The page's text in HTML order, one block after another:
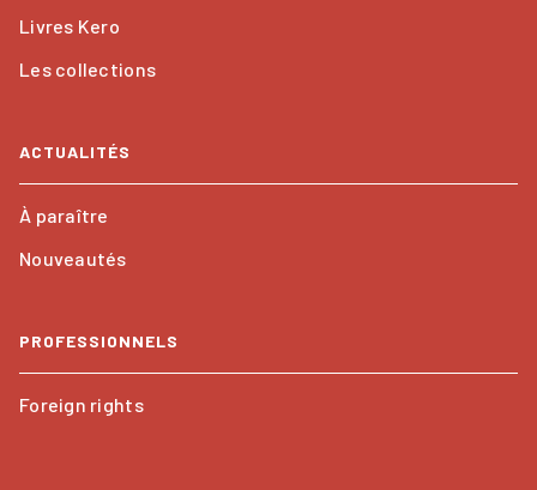
Livres Kero
Les collections
ACTUALITÉS
À paraître
Nouveautés
PROFESSIONNELS
Foreign rights